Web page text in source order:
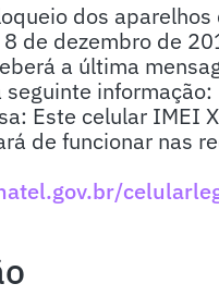
dos aparelhos
de dezembro de
a última
informação:
Este celular IMEI
de funcionar nas